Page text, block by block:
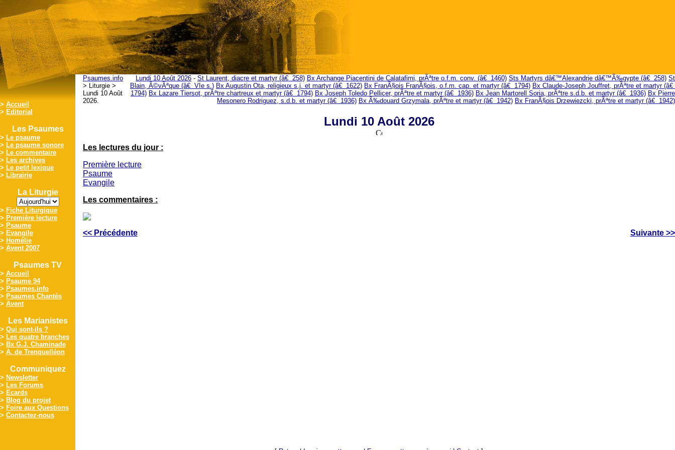
> Accueil
> Editorial
Les Psaumes
> Le psaume
> Le psaume sonore
> Le commentaire
> Les archives
> Le petit lexique
> Librairie
La Liturgie
> Fiche Liturgique
> Première lecture
> Psaume
> Evangile
> Homélie
> Avent 2007
Psaumes TV
> Accueil
> Psaume 94
> Psaumes.info
> Psaumes Chantés
> Avent
Les Marianistes
> Qui sont-ils ?
> Les quatre branches
> Bx G.J. Chaminade
> A. de Trenquelléon
Communiquez
> Newsletter
> Les Forums
> Ecards
> Blog du projet
> Foire aux Questions
> Contactez-nous
Psaumes.info
> Liturgie >
Lundi 10 Août
2026.
Lundi 10 Août 2026 - St Laurent, diacre et martyr (â€ 258) Bx Archange Piacentini de Calatafimi, prÃªtre o.f.m. conv. (â€ 1460) Sts Martyrs dâ€™Alexandrie dâ€™Ã‰gypte (â€ 258) St
Blain, Ã©vÃªque (â€ VIe s.) Bx Augustin Ota, religieux s.j. et martyr (â€ 1622) Bx FranÃ§ois FranÃ§ois, o.f.m. cap. et martyr (â€ 1794) Bx Claude-Joseph Jouffret, prÃªtre et martyr (â€
1794) Bx Lazare Tiersot, prÃªtre chartreux et martyr (â€ 1794) Bx Joseph Toledo Pellicer, prÃªtre et martyr (â€ 1936) Bx Jean Martorell Soria, prÃªtre s.d.b. et martyr (â€ 1936) Bx Pierre
Mesonero Rodriguez, s.d.b. et martyr (â€ 1936) Bx Ã‰douard Grzymala, prÃªtre et martyr (â€ 1942) Bx FranÃ§ois Drzewiezcki, prÃªtre et martyr (â€ 1942)
Lundi 10 Août 2026
Les lectures du jour :
Première lecture
Psaume
Evangile
Les commentaires :
<< Précédente Suivante >>